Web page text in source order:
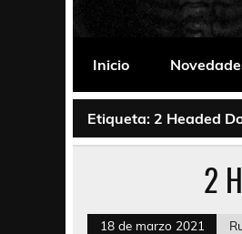
La
Inicio
Etiqueta: 2 Headed
2
18 de marzo 2021